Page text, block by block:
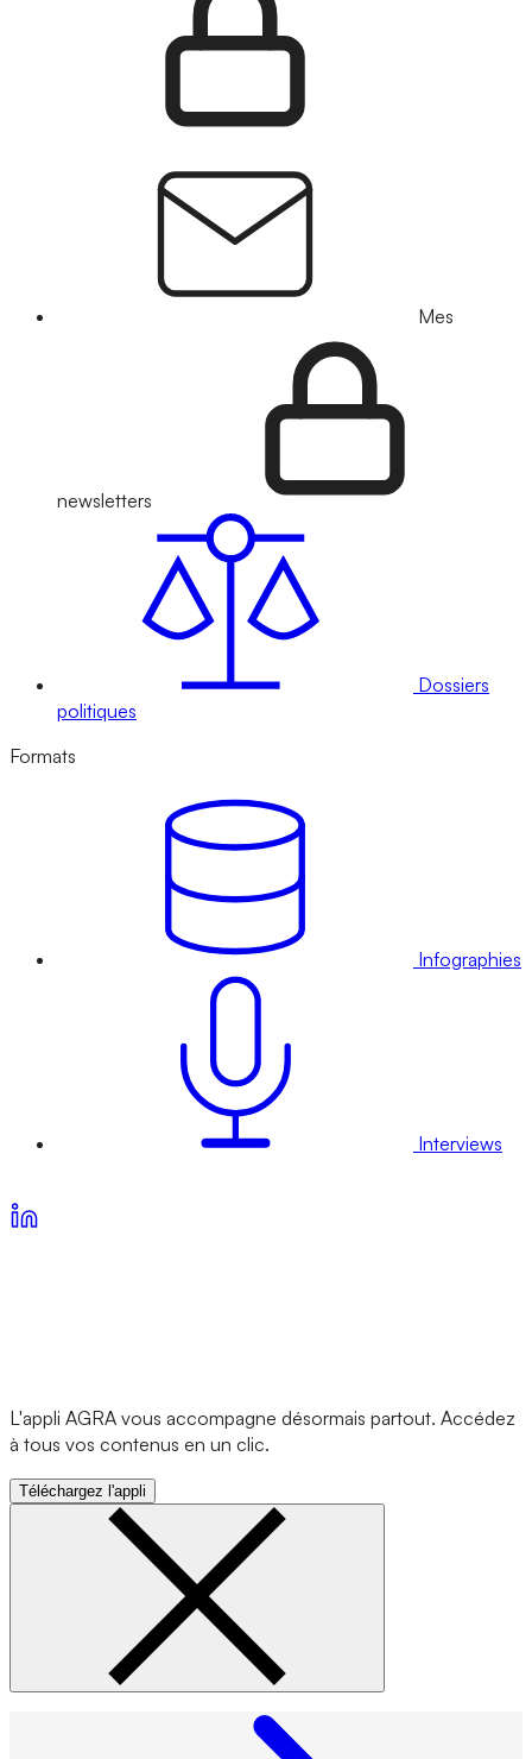
Mes
newsletters
Dossiers
politiques
Formats
Infographies
Interviews
L'appli AGRA vous accompagne désormais partout. Accédez
à tous vos contenus en un clic.
Téléchargez l'appli